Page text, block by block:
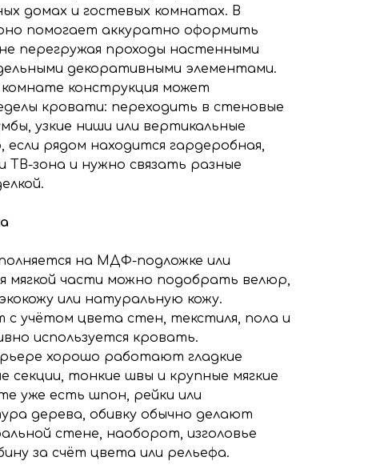
домах и гостевых комнатах. В
помогает аккуратно оформить
перегружая проходы настенными
декоративными элементами.
конструкция может
кровати: переходить в стеновые
узкие ниши или вертикальные
рядом находится гардеробная,
ТВ-зона и нужно связать разные
на МДФ-подложке или
мягкой части можно подобрать велюр,
или натуральную кожу.
учётом цвета стен, текстиля, пола и
используется кровать.
хорошо работают гладкие
секции, тонкие швы и крупные мягкие
уже есть шпон, рейки или
дерева, обивку обычно делают
стене, наоборот, изголовье
за счёт цвета или рельефа.